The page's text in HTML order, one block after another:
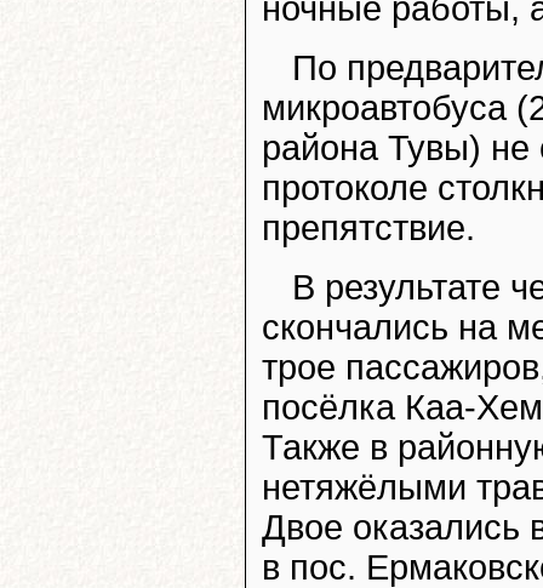
ночные работы,
По
микроавтобуса
района Тувы) не
протоколе
препятствие.
В результате
скончались на
трое
посёлка Каа-
Также в
нетяжёлыми
Двое оказались
в пос.